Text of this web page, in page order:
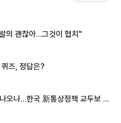
의 괜찮아…그것이 협치"
즈, 정답은?
오나…한국 新통상정책 교두보 활